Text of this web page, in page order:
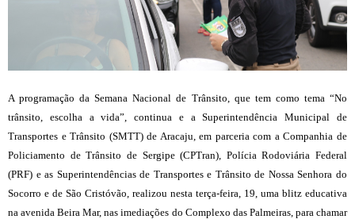
A programação da Semana Nacional de Trânsito, que tem como tema “No
trânsito, escolha a vida”, continua e a Superintendência Municipal de
Transportes e Trânsito (SMTT) de Aracaju, em parceria com a Companhia de
Policiamento de Trânsito de Sergipe (CPTran), Polícia Rodoviária Federal
(PRF) e as Superintendências de Transportes e Trânsito de Nossa Senhora do
Socorro e de São Cristóvão, realizou nesta terça-feira, 19, uma blitz educativa
na avenida Beira Mar, nas imediações do Complexo das Palmeiras, para chamar